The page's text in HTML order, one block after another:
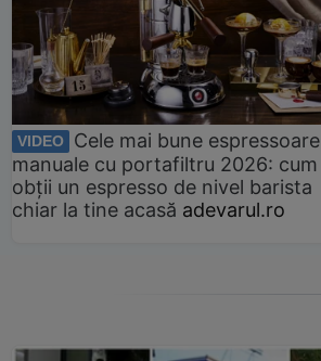
VIDEO
Cele mai bune espressoare
manuale cu portafiltru 2026: cum
obții un espresso de nivel barista
chiar la tine acasă adevarul.ro